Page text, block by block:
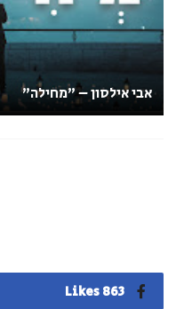
אבי אילסון – "מחילה"
863 Likes